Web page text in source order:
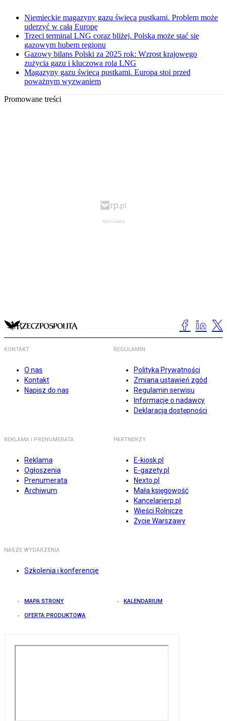
Niemieckie magazyny gazu świecą pustkami. Problem może
uderzyć w całą Europę
Trzeci terminal LNG coraz bliżej. Polska może stać się
gazowym hubem regionu
Gazowy bilans Polski za 2025 rok: Wzrost krajowego
zużycia gazu i kluczowa rola LNG
Magazyny gazu świecą pustkami. Europa stoi przed
poważnym wyzwaniem
Promowane treści
KONTAKT
O nas
Kontakt
Napisz do nas
REGULAMIN
Polityka Prywatności
Zmiana ustawień zgód
Regulamin serwisu
Informacje o nadawcy
Deklaracja dostępności
REKLAMA I PRENUMERATA
Reklama
Ogłoszenia
Prenumerata
Archiwum
PARTNERZY
E-kiosk.pl
E-gazety.pl
Nexto.pl
Mała księgowość
Kancelarierp.pl
Wieści Rolnicze
Życie Warszawy
NASZE WYDARZENIA
Szkolenia i konferencje
MAPA STRONY KALENDARIUM
OFERTA PRODUKTOWA